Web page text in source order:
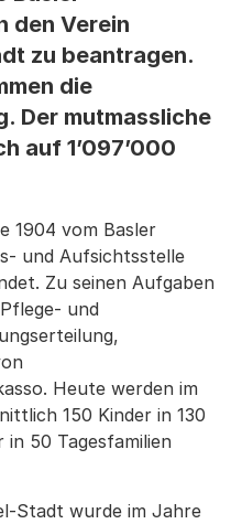
den Verein
zu beantragen.
die
Der mutmassliche
auf 1’097’000
1904 vom Basler
und Aufsichtsstelle
Zu seinen Aufgaben
und
Heute werden im
150 Kinder in 130
in 50 Tagesfamilien
Stadt wurde im Jahre